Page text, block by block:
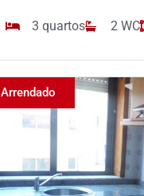
3 quartos 2 WC
Arrendado